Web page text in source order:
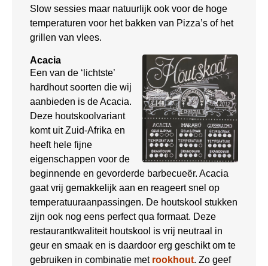
Slow sessies maar natuurlijk ook voor de hoge
temperaturen voor het bakken van Pizza’s of het
grillen van vlees.
Acacia
Een van de ‘lichtste’
hardhout soorten die wij
aanbieden is de Acacia.
Deze houtskoolvariant
komt uit Zuid-Afrika en
heeft hele fijne
eigenschappen voor de
beginnende en gevorderde barbecueër. Acacia
gaat vrij gemakkelijk aan en reageert snel op
temperatuuraanpassingen. De houtskool stukken
zijn ook nog eens perfect qua formaat. Deze
restaurantkwaliteit houtskool is vrij neutraal in
geur en smaak en is daardoor erg geschikt om te
gebruiken in combinatie met rookhout. Zo geef